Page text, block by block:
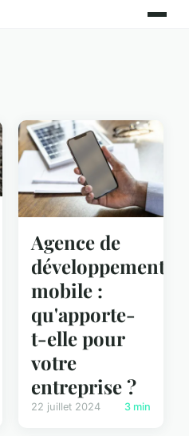
Agence de
développement
mobile :
qu'apporte-
t-elle pour
votre
entreprise ?
22 juillet 2024 3 min